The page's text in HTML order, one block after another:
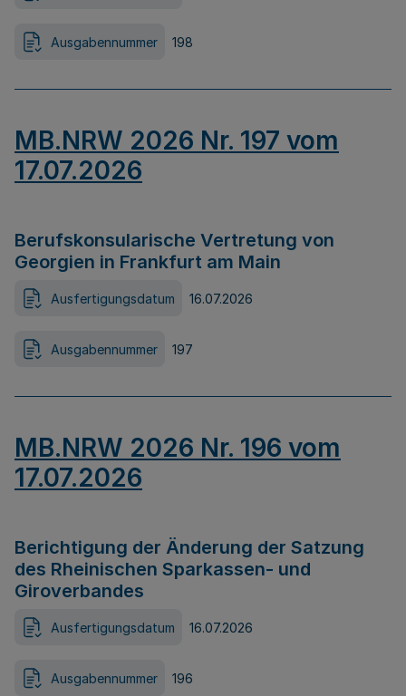
Ausgabennummer 198
MB.NRW 2026 Nr. 197 vom
17.07.2026
Berufskonsularische Vertretung von
Georgien in Frankfurt am Main
Ausfertigungsdatum 16.07.2026
Ausgabennummer 197
MB.NRW 2026 Nr. 196 vom
17.07.2026
Berichtigung der Änderung der Satzung
des Rheinischen Sparkassen- und
Giroverbandes
Ausfertigungsdatum 16.07.2026
Ausgabennummer 196